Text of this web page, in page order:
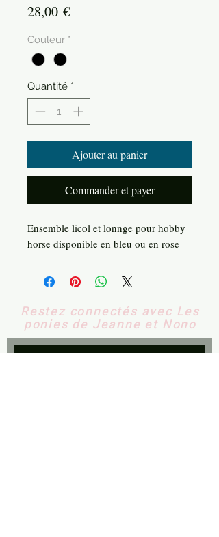
28,00 €Prix
Couleur *
Quantité *
Ajouter au panier
Commander et payer
Ensemble licol et lonnge pour hobby
horse disponible en bleu ou en rose
Restez connectés avec Les
ponies de Jeanne et Nono